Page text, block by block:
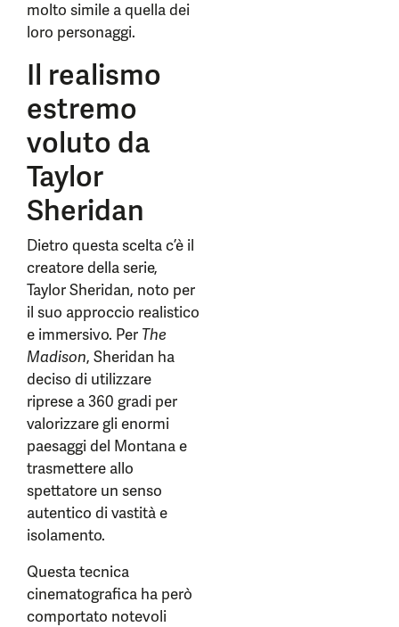
molto simile a quella dei
loro personaggi.
Il realismo
estremo
voluto da
Taylor
Sheridan
Dietro questa scelta c’è il
creatore della serie,
Taylor Sheridan, noto per
il suo approccio realistico
e immersivo. Per The
Madison, Sheridan ha
deciso di utilizzare
riprese a 360 gradi per
valorizzare gli enormi
paesaggi del Montana e
trasmettere allo
spettatore un senso
autentico di vastità e
isolamento.
Questa tecnica
cinematografica ha però
comportato notevoli